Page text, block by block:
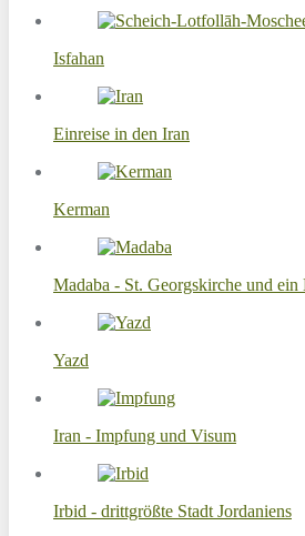
Isfahan
Einreise in den Iran
Kerman
Madaba - St. Georgskirche und ein
Yazd
Iran - Impfung und Visum
Irbid - drittgrößte Stadt Jordaniens